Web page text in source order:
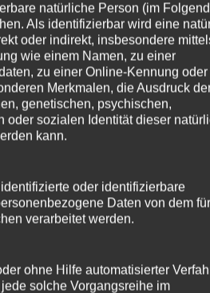
natürliche Person (im
Als identifizierbar wird eine
oder indirekt, insbesondere
wie einem Namen, zu einer
zu einer Online-Kennung oder
Merkmalen, die Ausdruck
genetischen, psychischen,
oder sozialen Identität dieser
kann.
oder identifizierbare
Daten von dem
verarbeitet werden.
ohne Hilfe automatisierter
solche Vorgangsreihe im